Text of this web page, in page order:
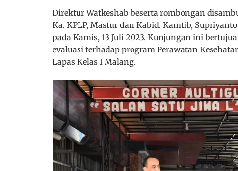
Direktur Watkeshab beserta rombongan
Ka. KPLP, Mastur dan Kabid. Kamtib,
pada Kamis, 13 Juli 2023. Kunjungan ini
evaluasi terhadap program Perawatan
Lapas Kelas I Malang.